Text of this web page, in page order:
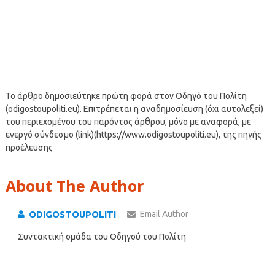
Το άρθρο δημοσιεύτηκε πρώτη φορά στον Οδηγό του Πολίτη
(odigostoupoliti.eu). Επιτρέπεται η αναδημοσίευση (όχι αυτολεξεί)
του περιεχομένου του παρόντος άρθρου, μόνο με αναφορά, με
ενεργό σύνδεσμο (link)(https://www.odigostoupoliti.eu), της πηγής
προέλευσης
About The Author
ODIGOSTOUPOLITI Email Author
Συντακτική ομάδα του Οδηγού του Πολίτη